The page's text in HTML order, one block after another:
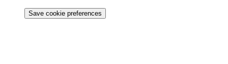
Save cookie preferences